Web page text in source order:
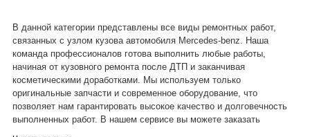
В данной категории представлены все виды ремонтных работ,
связанных с узлом кузова автомобиля Mercedes-benz. Наша
команда профессионалов готова выполнить любые работы,
начиная от кузовного ремонта после ДТП и заканчивая
косметическими доработками. Мы используем только
оригинальные запчасти и современное оборудование, что
позволяет нам гарантировать высокое качество и долговечность
выполненных работ. В нашем сервисе вы можете заказать